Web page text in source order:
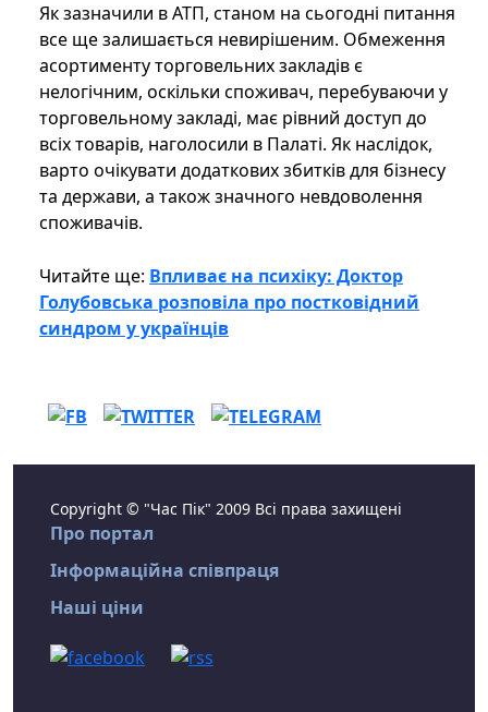
Як зазначили в АТП, станом на сьогодні питання
все ще залишається невирішеним. Обмеження
асортименту торговельних закладів є
нелогічним, оскільки споживач, перебуваючи у
торговельному закладі, має рівний доступ до
всіх товарів, наголосили в Палаті. Як наслідок,
варто очікувати додаткових збитків для бізнесу
та держави, а також значного невдоволення
споживачів.
Читайте ще: Впливає на психіку: Доктор
Голубовська розповіла про постковідний
синдром у українців
Copyright © "Час Пік" 2009 Всі права захищені
Про портал
Інформаційна співпраця
Наші ціни